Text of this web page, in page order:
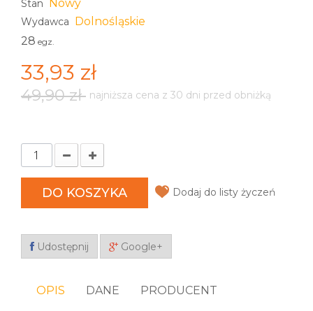
Stan Nowy
Wydawca Dolnośląskie
28 egz.
33,93 zł
49,90 zł najniższa cena z 30 dni przed obniżką
DO KOSZYKA Dodaj do listy życzeń
Udostępnij Google+
OPIS DANE PRODUCENT